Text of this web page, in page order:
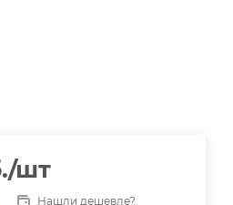
/шт
Нашли дешевле?